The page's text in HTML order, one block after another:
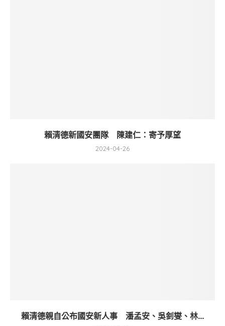
賴清德新國安團隊 陳建仁：寄予厚望
2024-04-26
賴清德親自公布國安新人事 潘孟安、吳釗燮、林...